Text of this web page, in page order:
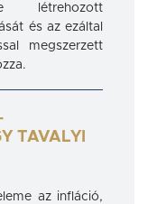
létrehozott
és az ezáltal
megszerzett
TAVALYI
az infláció,